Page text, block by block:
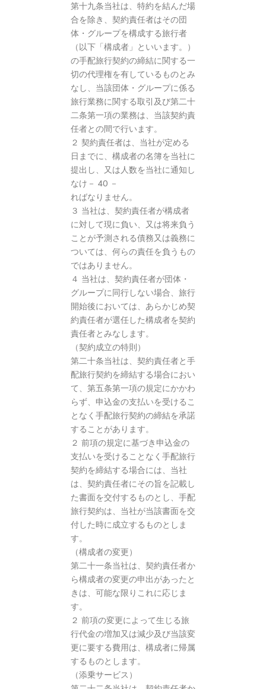
第十九条当社は、特約を結んだ場
合を除き、契約責任者はその団
体・グループを構成する旅行者
（以下「構成者」といいます。）
の手配旅行契約の締結に関する一
切の代理権を有しているものとみ
なし、当該団体・グループに係る
旅行業務に関する取引及び第二十
二条第一項の業務は、当該契約責
任者との間で行います。
２ 契約責任者は、当社が定める
日までに、構成者の名簿を当社に
提出し、又は人数を当社に通知し
なけ－ 40 －
ればなりません。
３ 当社は、契約責任者が構成者
に対して現に負い、又は将来負う
ことが予測される債務又は義務に
ついては、何らの責任を負うもの
ではありません。
４ 当社は、契約責任者が団体・
グループに同行しない場合、旅行
開始後においては、あらかじめ契
約責任者が選任した構成者を契約
責任者とみなします。
（契約成立の特則）
第二十条当社は、契約責任者と手
配旅行契約を締結する場合におい
て、第五条第一項の規定にかかわ
らず、申込金の支払いを受けるこ
となく手配旅行契約の締結を承諾
することがあります。
２ 前項の規定に基づき申込金の
支払いを受けることなく手配旅行
契約を締結する場合には、当社
は、契約責任者にその旨を記載し
た書面を交付するものとし、手配
旅行契約は、当社が当該書面を交
付した時に成立するものとしま
す。
（構成者の変更）
第二十一条当社は、契約責任者か
ら構成者の変更の申出があったと
きは、可能な限りこれに応じま
す。
２ 前項の変更によって生じる旅
行代金の増加又は減少及び当該変
更に要する費用は、構成者に帰属
するものとします。
（添乗サービス）